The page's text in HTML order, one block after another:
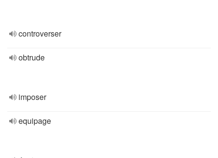
controverser
obtrude
imposer
equipage